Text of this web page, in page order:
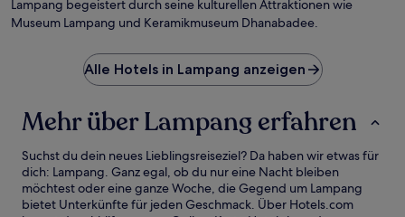
Lampang begeistert durch seine kulturellen Attraktionen wie
Museum Lampang und Keramikmuseum Dhanabadee.
Alle Hotels in Lampang anzeigen
Mehr über Lampang erfahren
Suchst du dein neues Lieblingsreiseziel? Da haben wir etwas für
dich: Lampang. Ganz egal, ob du nur eine Nacht bleiben
möchtest oder eine ganze Woche, die Gegend um Lampang
bietet Unterkünfte für jeden Geschmack. Über Hotels.com